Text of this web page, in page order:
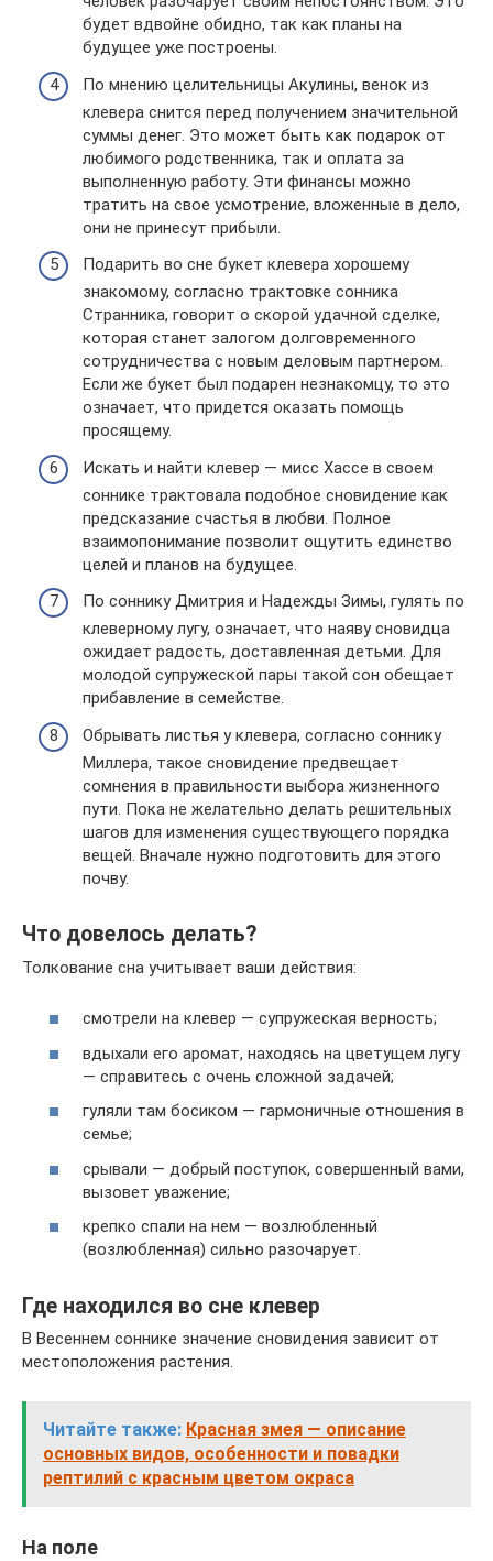
будет вдвойне обидно, так как планы на
будущее уже построены.
По мнению целительницы Акулины, венок из
клевера снится перед получением значительной
суммы денег. Это может быть как подарок от
любимого родственника, так и оплата за
выполненную работу. Эти финансы можно
тратить на свое усмотрение, вложенные в дело,
они не принесут прибыли.
Подарить во сне букет клевера хорошему
знакомому, согласно трактовке сонника
Странника, говорит о скорой удачной сделке,
которая станет залогом долговременного
сотрудничества с новым деловым партнером.
Если же букет был подарен незнакомцу, то это
означает, что придется оказать помощь
просящему.
Искать и найти клевер — мисс Хассе в своем
соннике трактовала подобное сновидение как
предсказание счастья в любви. Полное
взаимопонимание позволит ощутить единство
целей и планов на будущее.
По соннику Дмитрия и Надежды Зимы, гулять по
клеверному лугу, означает, что наяву сновидца
ожидает радость, доставленная детьми. Для
молодой супружеской пары такой сон обещает
прибавление в семействе.
Обрывать листья у клевера, согласно соннику
Миллера, такое сновидение предвещает
сомнения в правильности выбора жизненного
пути. Пока не желательно делать решительных
шагов для изменения существующего порядка
вещей. Вначале нужно подготовить для этого
почву.
Что довелось делать?
Толкование сна учитывает ваши действия:
смотрели на клевер — супружеская верность;
вдыхали его аромат, находясь на цветущем лугу
— справитесь с очень сложной задачей;
гуляли там босиком — гармоничные отношения в
семье;
срывали — добрый поступок, совершенный вами,
вызовет уважение;
крепко спали на нем — возлюбленный
(возлюбленная) сильно разочарует.
Где находился во сне клевер
В Весеннем соннике значение сновидения зависит от
местоположения растения.
Читайте также: Красная змея — описание
основных видов, особенности и повадки
рептилий с красным цветом окраса
На поле